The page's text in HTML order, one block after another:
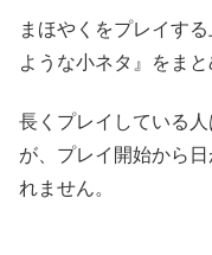
まほやくをプレイす
ような小ネタ』をまと
長くプレイしている
が、プレイ開始から
れません。